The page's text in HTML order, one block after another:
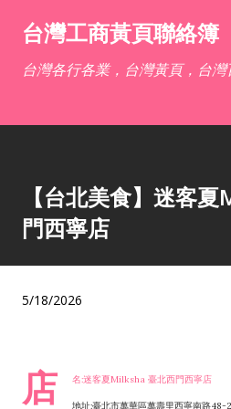
跳到主要內容
台灣工商黃頁聯絡簿
台灣各行各業，台灣黃頁，台灣
【台北美食】迷客
門西寧店
5/18/2026
店 名:迷客夏Milksha 臺北西門西寧店
地址:臺北市萬華區萬壽里西寧南路48-